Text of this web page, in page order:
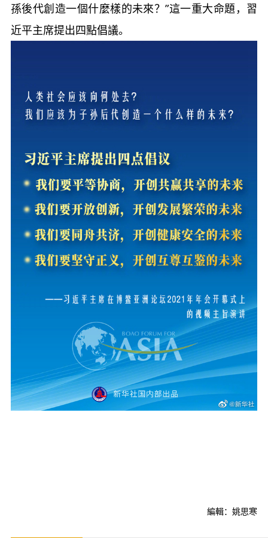
孫後代創造一個什麼樣的未來？”這一重大命題，習
近平主席提出四點倡議。
編輯：姚思寒